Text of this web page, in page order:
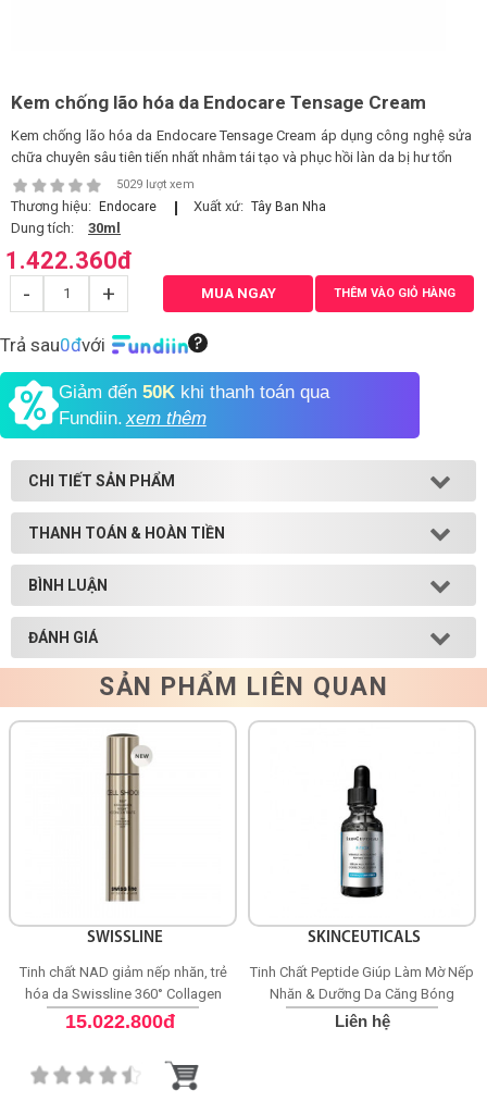
Shop All Brand A-
Kem chống lão hóa da Endocare Tensage Cream
Kem chống lão hóa da Endocare Tensage Cream áp dụng công nghệ sửa
chữa chuyên sâu tiên tiến nhất nhằm tái tạo và phục hồi làn da bị hư tổn
5029 lượt xem
Thương hiệu: Endocare Xuất xứ: Tây Ban Nha
Dung tích: 30ml
1.422.360đ
- + MUA NGAY THÊM VÀO GIỎ HÀNG
Trả sau0đvới
Giảm đến 50K khi thanh toán qua
Fundiin. xem thêm
CHI TIẾT SẢN PHẨM
THANH TOÁN & HOÀN TIỀN
BÌNH LUẬN
ĐÁNH GIÁ
SẢN PHẨM LIÊN QUAN
SWISSLINE
Tinh chất NAD giảm nếp nhăn, trẻ
hóa da Swissline 360° Collagen
Night Concentrate
15.022.800đ
SKINCEUTICALS
Tinh Chất Peptide Giúp Làm Mờ Nếp
Nhăn & Dưỡng Da Căng Bóng
SkinCeuticals P-TIOX
Liên hệ